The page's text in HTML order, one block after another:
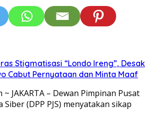
Stigmatisasi “Londo Ireng”, Desak
Cabut Pernyataan dan Minta Maaf
JAKARTA – Dewan Pimpinan Pusat
Siber (DPP PJS) menyatakan sikap